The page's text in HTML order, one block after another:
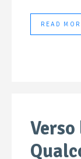
READ
Verso